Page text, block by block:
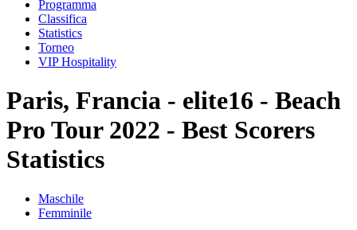
Programma
Classifica
Statistics
Torneo
VIP Hospitality
Paris, Francia - elite16 - Beach
Pro Tour 2022 - Best Scorers
Statistics
Maschile
Femminile